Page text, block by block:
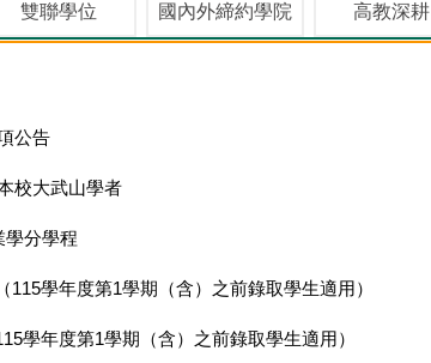
雙聯學位 國內外締約學院 高教深耕
公告
校大武山學者
學分學程
學年度第1學期（含）之前錄取學生適用）
學年度第1學期（含）之前錄取學生適用）